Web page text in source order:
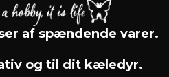
af spændende varer.
og til dit kæledyr.